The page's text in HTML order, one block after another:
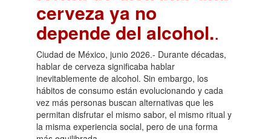
cerveza ya no
depende del alcohol..
Ciudad de México, junio 2026.- Durante décadas,
hablar de cerveza significaba hablar
inevitablemente de alcohol. Sin embargo, los
hábitos de consumo están evolucionando y cada
vez más personas buscan alternativas que les
permitan disfrutar el mismo sabor, el mismo ritual y
la misma experiencia social, pero de una forma